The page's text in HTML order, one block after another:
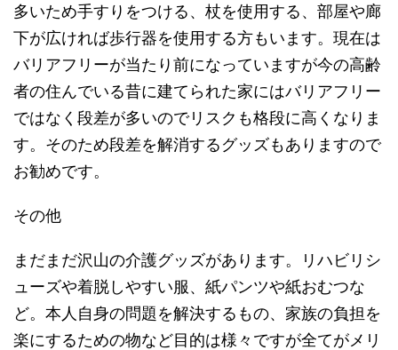
多いため手すりをつける、杖を使用する、部屋や廊
下が広ければ歩行器を使用する方もいます。現在は
バリアフリーが当たり前になっていますが今の高齢
者の住んでいる昔に建てられた家にはバリアフリー
ではなく段差が多いのでリスクも格段に高くなりま
す。そのため段差を解消するグッズもありますので
お勧めです。
その他
まだまだ沢山の介護グッズがあります。リハビリシ
ューズや着脱しやすい服、紙パンツや紙おむつな
ど。本人自身の問題を解決するもの、家族の負担を
楽にするための物など目的は様々ですが全てがメリ